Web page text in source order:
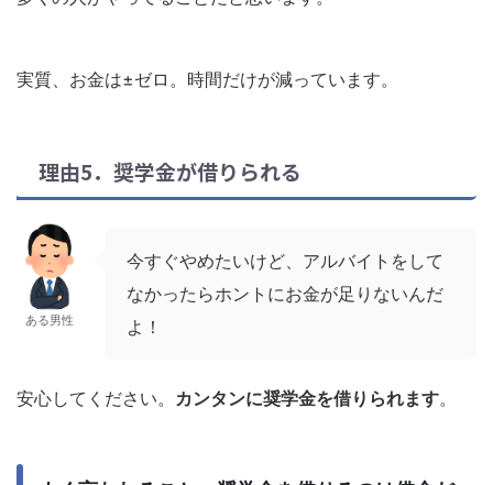
実質、お金は±ゼロ。時間だけが減っています。
理由5．奨学金が借りられる
ある男性
今すぐやめたいけど、アルバイトをして
なかったらホントにお金が足りないんだ
よ！
安心してください。 カンタンに奨学金を借りられます。